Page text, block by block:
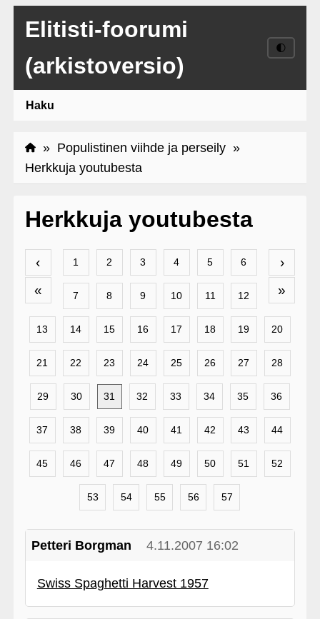
Elitisti-foorumi
(arkistoversio)
🌓
Haku
» Populistinen viihde ja perseily»
Herkkuja youtubesta
Herkkuja youtubesta
‹
«
›
»
1 2 3 4 5 6
7 8 9 10 11 12
13 14 15 16 17 18 19 20
21 22 23 24 25 26 27 28
29 30 31 32 33 34 35 36
37 38 39 40 41 42 43 44
45 46 47 48 49 50 51 52
53 54 55 56 57
Petteri Borgman 4.11.2007 16:02
Swiss Spaghetti Harvest 1957